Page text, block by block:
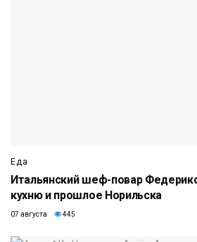
Еда
Итальянский шеф-повар
кухню и прошлое Норильска
07 августа 445